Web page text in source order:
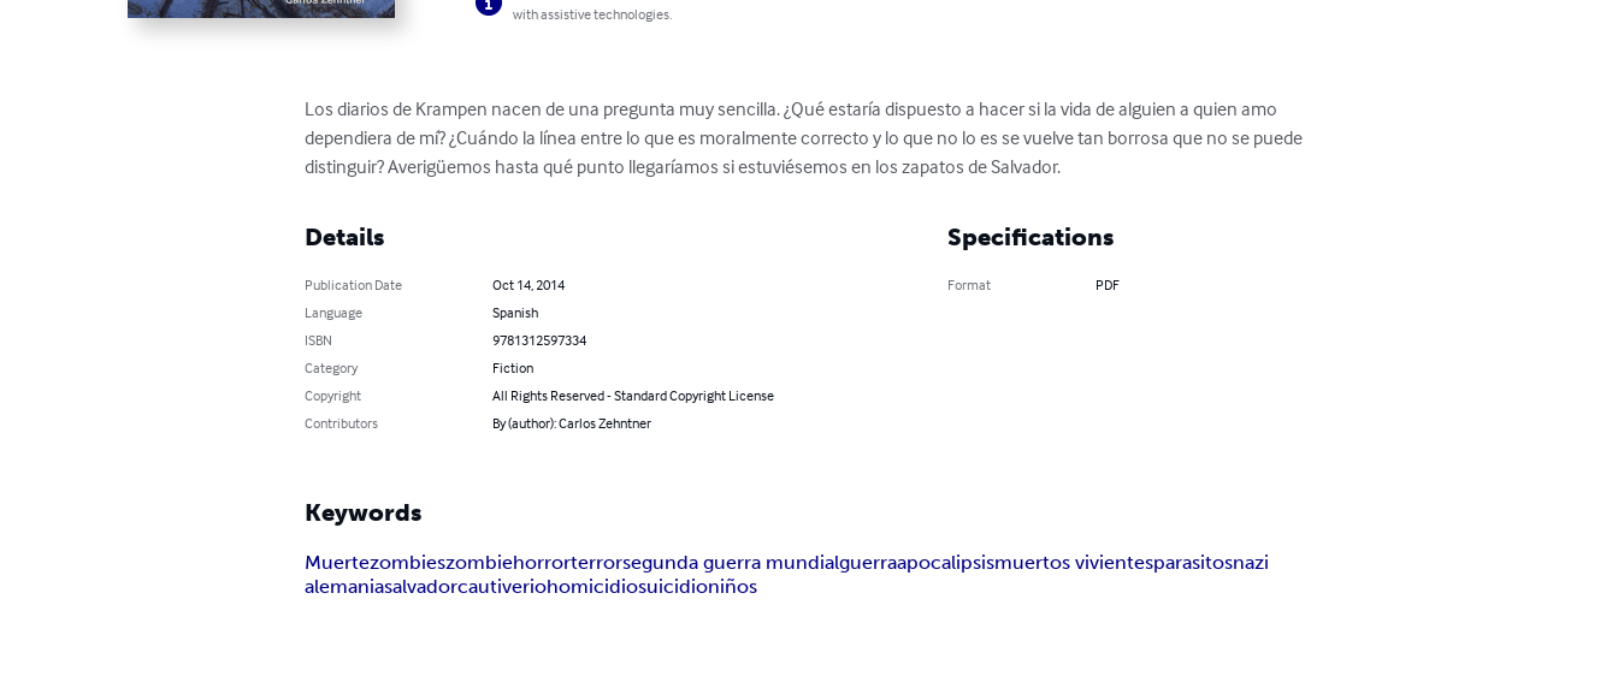
with assistive technologies.
Los diarios de Krampen nacen de una pregunta muy sencilla. ¿Qué estaría dispuesto a hacer si la vida de alguien a quien amo
dependiera de mí? ¿Cuándo la línea entre lo que es moralmente correcto y lo que no lo es se vuelve tan borrosa que no se puede
distinguir? Averigüemos hasta qué punto llegaríamos si estuviésemos en los zapatos de Salvador.
Details
Publication Date
Oct 14, 2014
Language
Spanish
ISBN
9781312597334
Category
Fiction
Copyright
All Rights Reserved - Standard Copyright License
Contributors
By (author): Carlos Zehntner
Specifications
Format PDF
Keywords
Muertezombieszombiehorrorterrorsegunda guerra mundialguerraapocalipsismuertos vivientesparasitosnazi
alemaniasalvadorcautiveriohomicidiosuicidioniños